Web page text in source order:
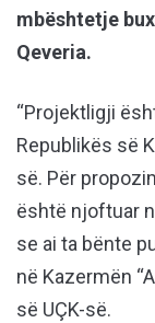
mbështetje
Qeveria.
“Projektligji
Republikës së
së. Për
është njoftuar
se ai ta bënte
në Kazermën
së UÇK-së.